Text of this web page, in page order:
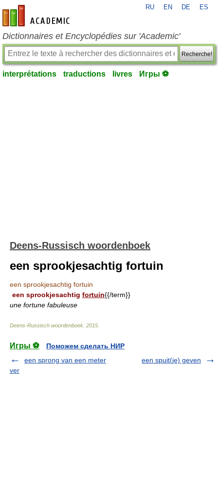
fr-academic.com
RU EN DE ES
Dictionnaires et Encyclopédies sur 'Academic'
Recherche!
interprétations traductions livres Игры ⚽
Deens-Russisch woordenboek
een sprookjesachtig fortuin
een sprookjesachtig fortuin
een sprookjesachtig fortuin{{/term}}
une fortune fabuleuse
Deens-Russisch woordenboek 2015
Игры ⚽
Поможем сделать НИР
een sprong van een meter
ver
een spuit(je) geven